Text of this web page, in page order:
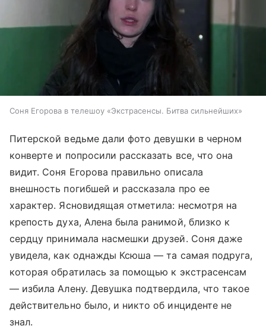
Соня Егорова в телешоу «Экстрасенсы. Битва сильнейших»
Питерской ведьме дали фото девушки в черном
конверте и попросили рассказать все, что она
видит. Соня Егорова правильно описала
внешность погибшей и рассказала про ее
характер. Ясновидящая отметила: несмотря на
крепость духа, Алена была ранимой, близко к
сердцу принимала насмешки друзей. Соня даже
увидела, как однажды Ксюша — та самая подруга,
которая обратилась за помощью к экстрасенсам
— избила Алену. Девушка подтвердила, что такое
действительно было, и никто об инциденте не
знал.